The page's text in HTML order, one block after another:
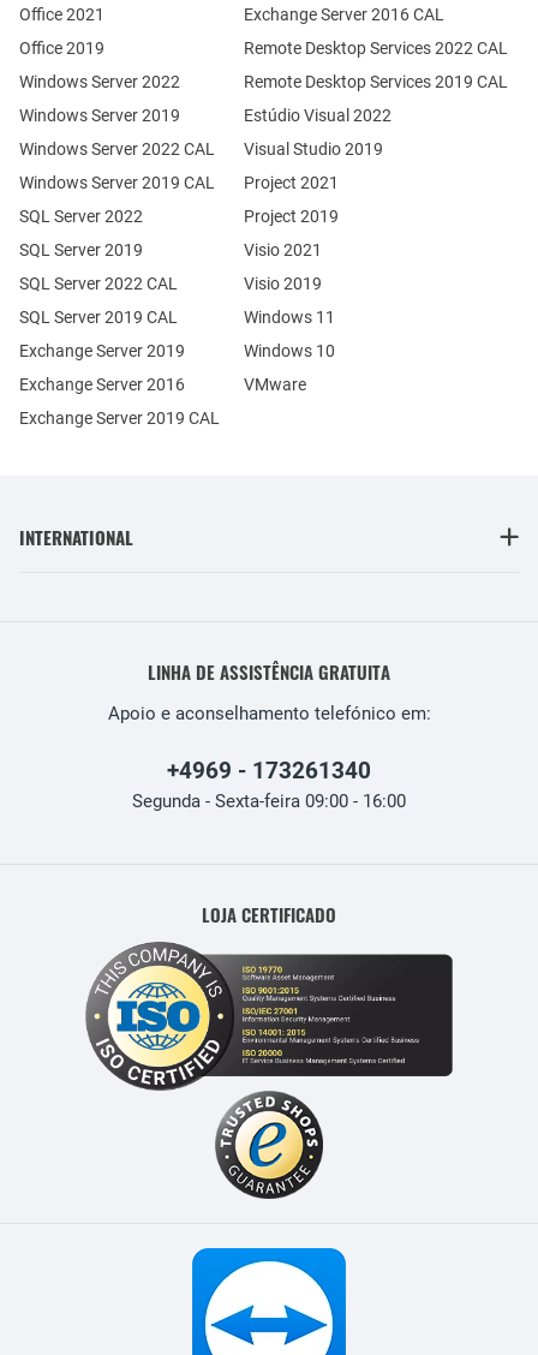
Office 2021
Office 2019
Windows Server 2022
Windows Server 2019
Exchange Server 2019
Exchange Server 2016
SQL Server 2022
SQL Server 2019
Windows Server 2022 CAL
Windows Server 2019 CAL
SQL Server 2022 CAL
SQL Server 2019 CAL
Remote Desktop Services 2022 CAL
Remote Desktop Services 2019 CAL
Exchange Server 2019 CAL
Exchange Server 2016 CAL
Estúdio Visual 2022
Visual Studio 2019
Project 2021
Project 2019
Visio 2021
Visio 2019
Windows 11
Windows 10
VMware
INTERNATIONAL
LINHA DE ASSISTÊNCIA GRATUITA
Apoio e aconselhamento telefónico em:
+4969 - 173261340
Segunda - Sexta-feira 09:00 - 16:00
LOJA CERTIFICADO